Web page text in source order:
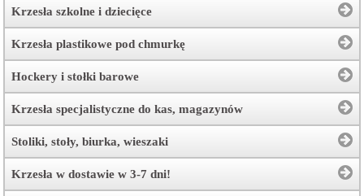
Krzesła szkolne i dziecięce
Krzesła plastikowe pod chmurkę
Hockery i stołki barowe
Krzesła specjalistyczne do kas, magazynów
Stoliki, stoły, biurka, wieszaki
Krzesła w dostawie w 3-7 dni!